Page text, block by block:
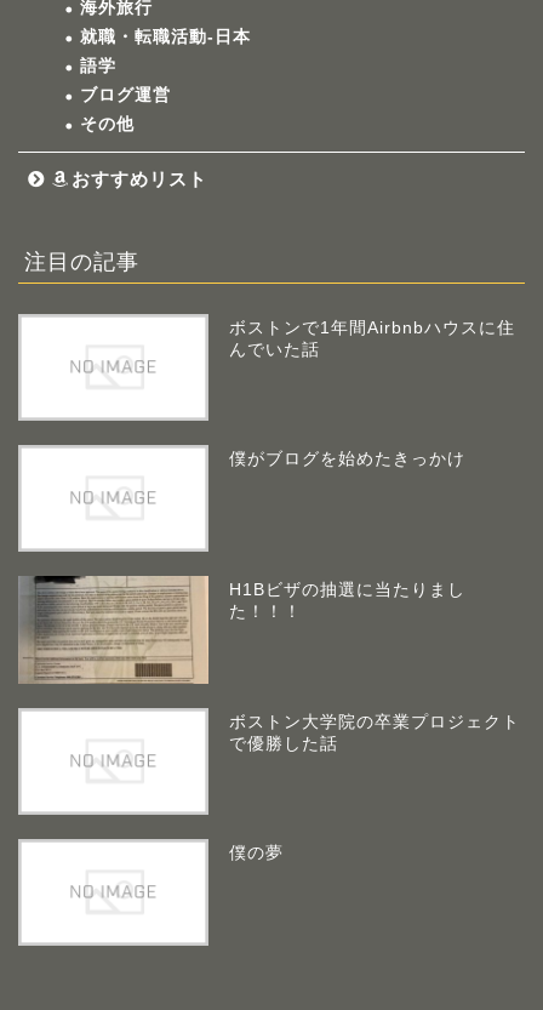
海外旅行
就職・転職活動-日本
語学
ブログ運営
その他
おすすめリスト
注目の記事
ボストンで1年間Airbnbハウスに住
んでいた話
僕がブログを始めたきっかけ
H1Bビザの抽選に当たりまし
た！！！
ボストン大学院の卒業プロジェクト
で優勝した話
僕の夢